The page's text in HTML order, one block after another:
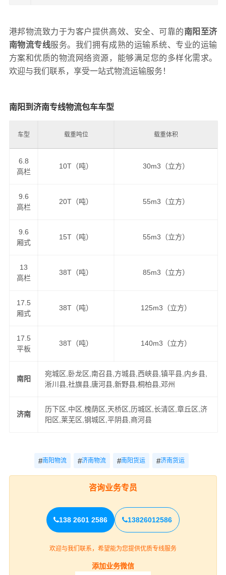
港邦物流致力于为客户提供高效、安全、可靠的南阳至济
南物流专线服务。我们拥有成熟的运输系统、专业的运输
方案和优质的物流网络资源，能够满足您的多样化需求。
欢迎与我们联系，享受一站式物流运输服务！
南阳到济南专线物流包车车型
车型 载重吨位 载重体积
6.8
高栏
10T（吨） 30m3（立方）
9.6
高栏
20T（吨） 55m3（立方）
9.6
厢式
15T（吨） 55m3（立方）
13
高栏
38T（吨） 85m3（立方）
17.5
厢式
38T（吨） 125m3（立方）
17.5
平板
38T（吨） 140m3（立方）
南阳
宛城区,卧龙区,南召县,方城县,西峡县,镇平县,内乡县,
淅川县,社旗县,唐河县,新野县,桐柏县,邓州
济南
历下区,中区,槐荫区,天桥区,历城区,长清区,章丘区,济
阳区,莱芜区,钢城区,平阴县,商河县
#南阳物流 #济南物流 #南阳货运 #济南货运
咨询业务专员
138 2601 2586 13826012586
欢迎与我们联系，希望能为您提供优质专线服务
添加业务微信